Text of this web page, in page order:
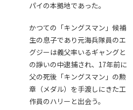
パイの本拠地であった。
かつての「キングスマン」候補
生の息子であり元海兵隊員のエ
グジーは義父率いるギャングと
の諍いの中逮捕され、17年前に
父の死後「キングスマン」の勲
章（メダル）を手渡しにきた工
作員のハリーと出会う。